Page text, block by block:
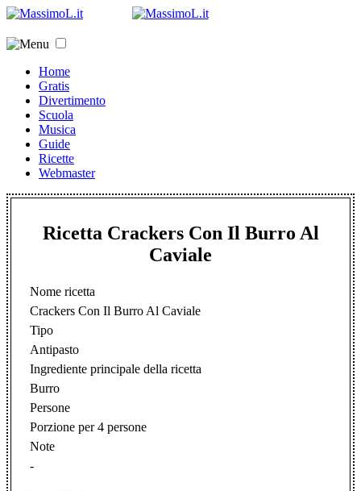
Home
Gratis
Divertimento
Scuola
Musica
Guide
Ricette
Webmaster
Ricetta Crackers Con Il Burro Al
Caviale
Nome ricetta
Crackers Con Il Burro Al Caviale
Tipo
Antipasto
Ingrediente principale della ricetta
Burro
Persone
Porzione per 4 persone
Note
-